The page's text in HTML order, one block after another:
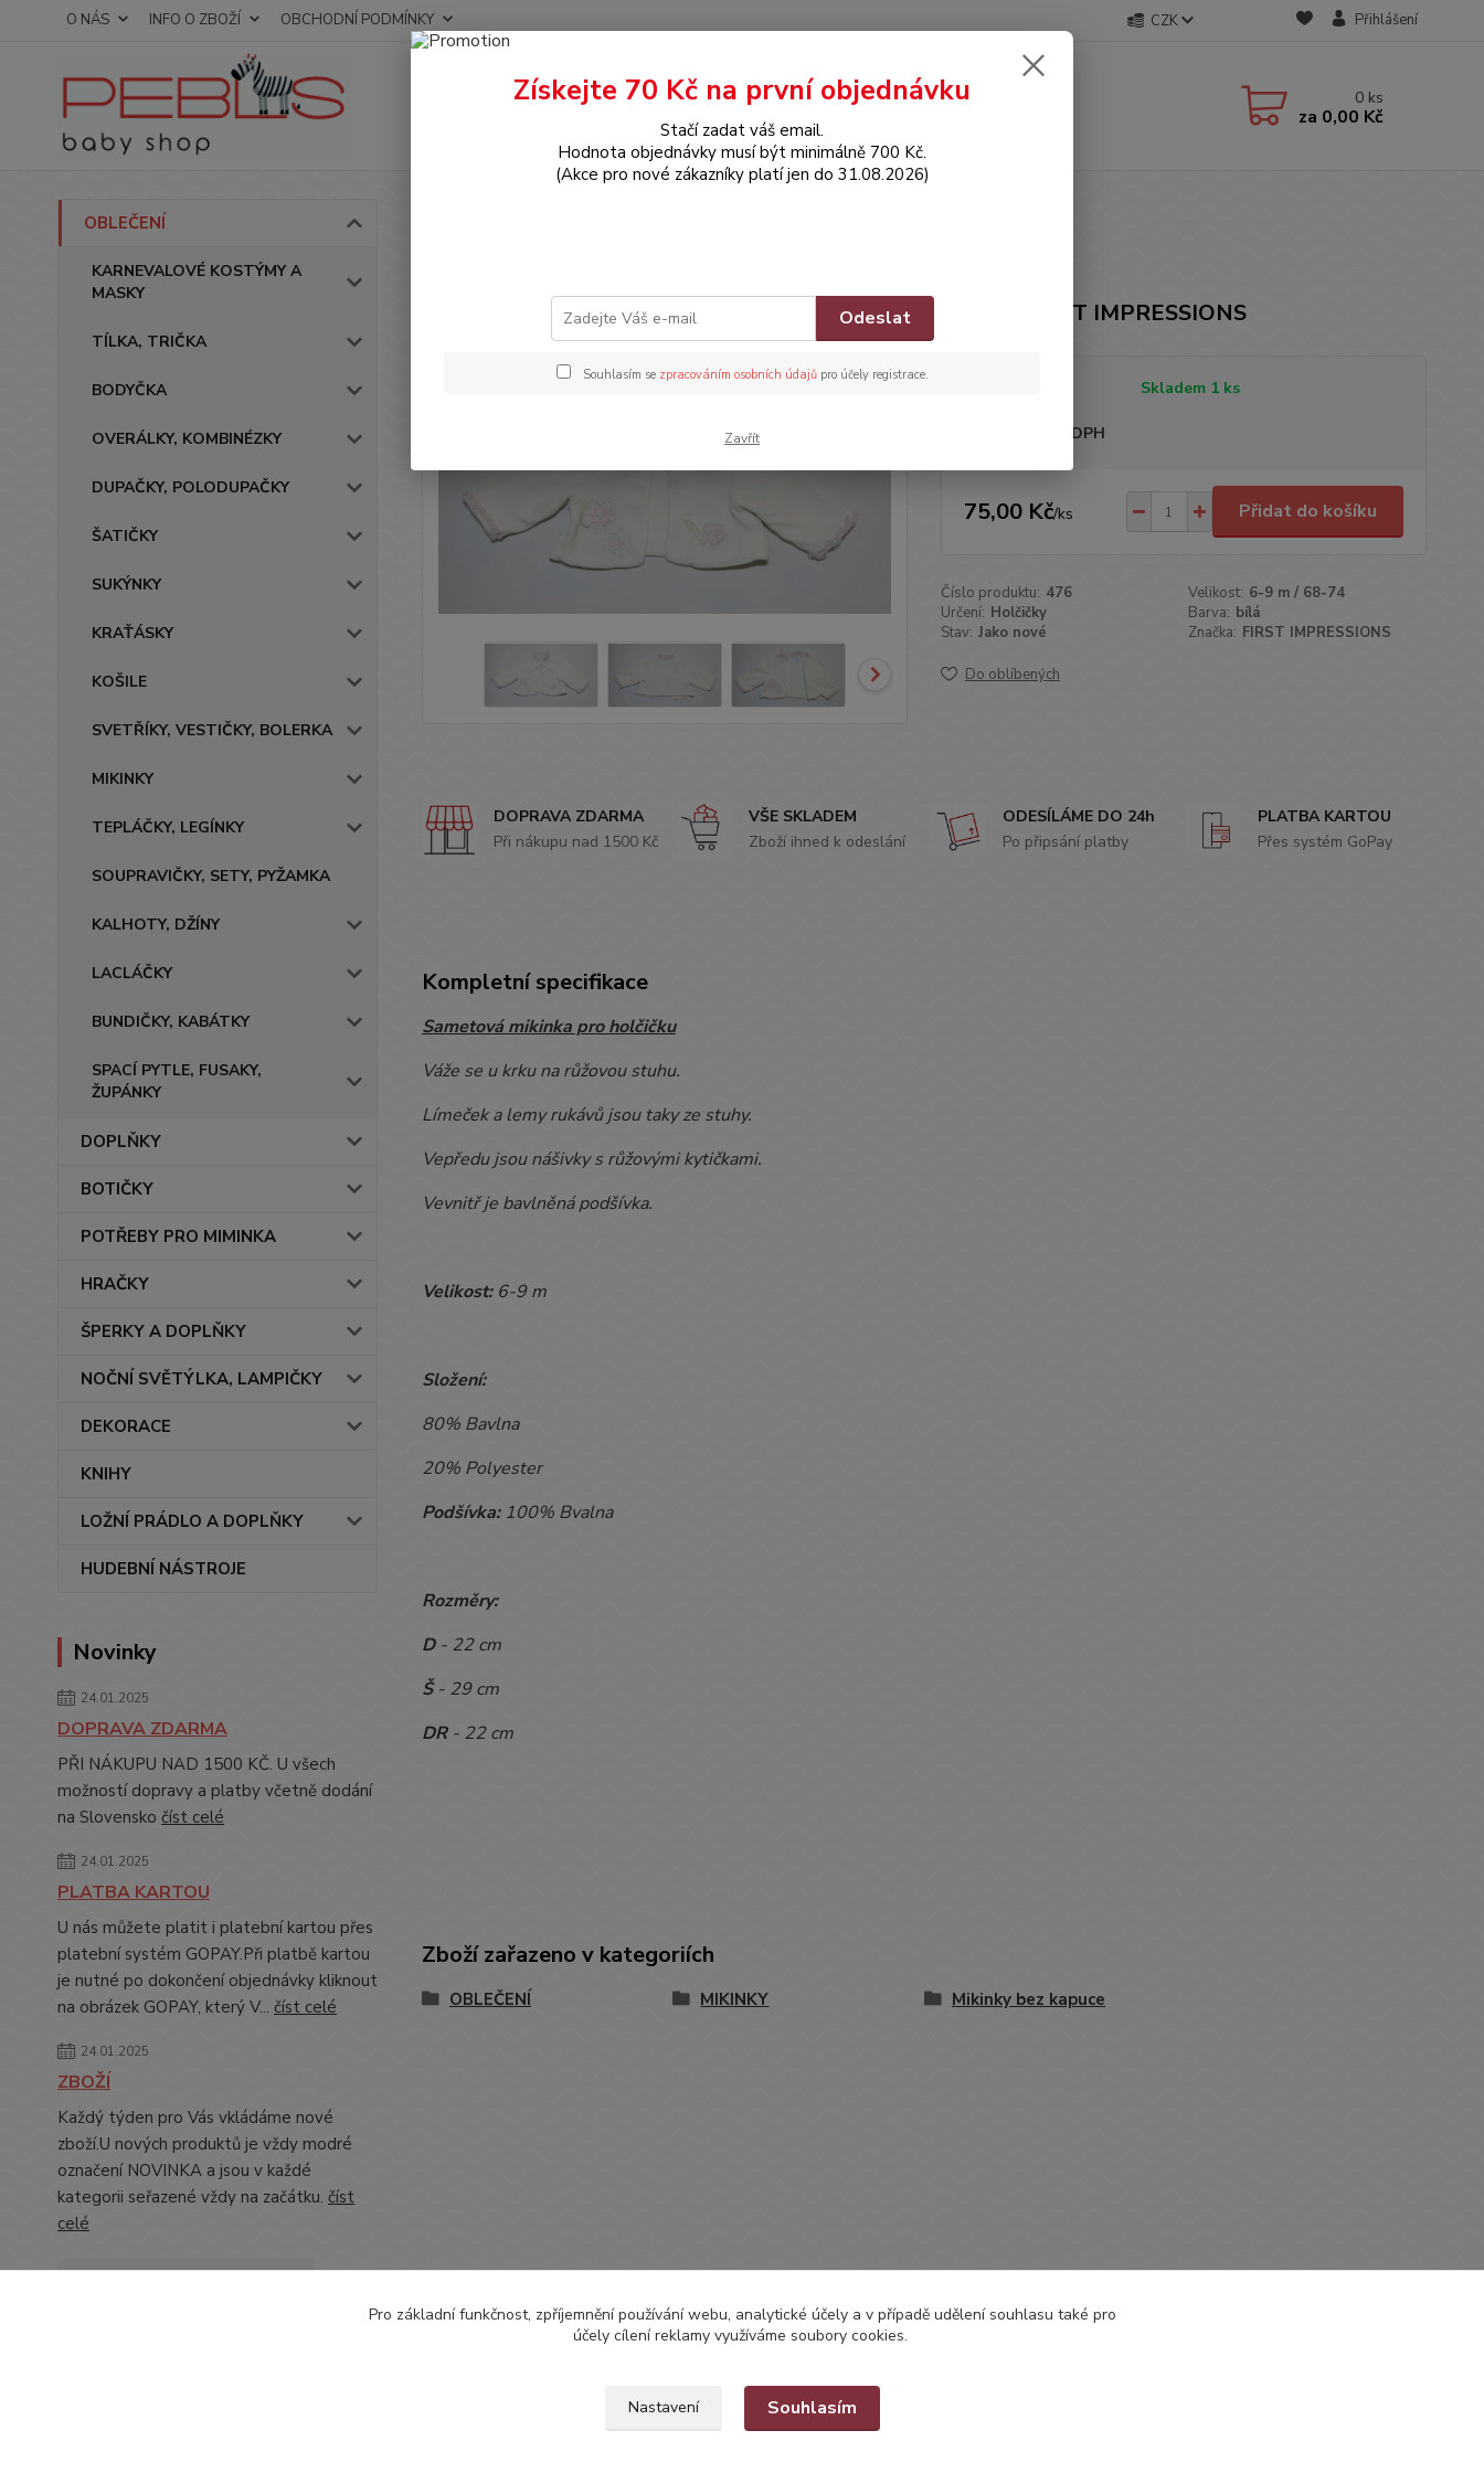
O NÁS INFO O ZBOŽÍ OBCHODNÍ PODMÍNKY CZK Přihlášení
Hledat 0 ks
za 0,00 Kč
OBLEČENÍ
KARNEVALOVÉ KOSTÝMY A
MASKY
TÍLKA, TRIČKA
BODYČKA
OVERÁLKY, KOMBINÉZKY
DUPAČKY, POLODUPAČKY
ŠATIČKY
SUKÝNKY
KRAŤÁSKY
KOŠILE
SVETŘÍKY, VESTIČKY, BOLERKA
MIKINKY
TEPLÁČKY, LEGÍNKY
SOUPRAVIČKY, SETY, PYŽAMKA
KALHOTY, DŽÍNY
LACLÁČKY
BUNDIČKY, KABÁTKY
SPACÍ PYTLE, FUSAKY,
ŽUPÁNKY
DOPLŇKY
BOTIČKY
POTŘEBY PRO MIMINKA
HRAČKY
ŠPERKY A DOPLŇKY
NOČNÍ SVĚTÝLKA, LAMPIČKY
DEKORACE
KNIHY
LOŽNÍ PRÁDLO A DOPLŇKY
HUDEBNÍ NÁSTROJE
Novinky
24.01.2025
DOPRAVA ZDARMA
PŘI NÁKUPU NAD 1500 KČ. U všech
možností dopravy a platby včetně dodání
na Slovensko číst celé
24.01.2025
PLATBA KARTOU
U nás můžete platit i platební kartou přes
platební systém GOPAY.Při platbě kartou
je nutné po dokončení objednávky kliknout
na obrázek GOPAY, který V... číst celé
24.01.2025
ZBOŽÍ
Každý týden pro Vás vkládáme nové
zboží.U nových produktů je vždy modré
označení NOVINKA a jsou v každé
kategorii seřazené vždy na začátku. číst
celé
Značka: FIRST IMPRESSIONS
Skladem 1 ks
Nejsme plátci DPH
75,00 Kč/ks Přidat do košíku
Číslo produktu: 476 Velikost: 6-9 m / 68-74
Určení: Holčičky Barva: bílá
Stav: Jako nové Značka: FIRST IMPRESSIONS
Do oblíbených
DOPRAVA ZDARMA
Při nákupu nad 1500 Kč
VŠE SKLADEM
Zboží ihned k odeslání
ODESÍLÁME DO 24h
Po připsání platby
PLATBA KARTOU
Přes systém GoPay
Kompletní specifikace
Sametová mikinka pro holčičku
Váže se u krku na růžovou stuhu.
Límeček a lemy rukávů jsou taky ze stuhy.
Vepředu jsou nášivky s růžovými kytičkami.
Vevnitř je bavlněná podšívka.
Velikost: 6-9 m
Složení:
80% Bavlna
20% Polyester
Podšívka:100% Bvalna
Rozměry:
D - 22 cm
Š- 29 cm
DR- 22 cm
Zboží zařazeno v kategoriích
OBLEČENÍ MIKINKY Mikinky bez kapuce
Získejte 70 Kč na první objednávku
Stačí zadat váš email.
Hodnota objednávky musí být minimálně 700 Kč.
(Akce pro nové zákazníky platí jen do 31.08.2026)
Odeslat
Souhlasím se zpracováním osobních údajůpro účely registrace.
Zavřít
Pro základní funkčnost, zpříjemnění používání webu, analytické účely a v případě udělení souhlasu také pro
účely cílení reklamy využíváme soubory cookies.
Nastavení Souhlasím